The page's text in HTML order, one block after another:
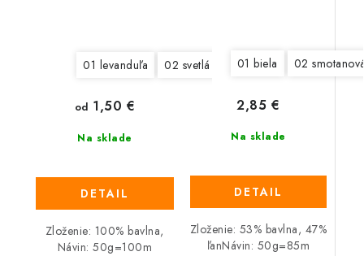
01 levanduľa 02 svetlá modrá 03 mätovo zelená -
Na sklade
od 1,50 €
DETAIL
Zloženie: 100% bavlna,
Návin: 50g=100m
01 biela 02
Na sklade
2,85 €
DETAIL
Zloženie: 53% bavlna, 47%
ľanNávin: 50g=85m